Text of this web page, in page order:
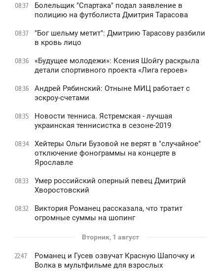
08:37
Болельщик "Спартака" подал заявление в
полицию на футболиста Дмитрия Тарасова
08:37
"Бог шельму метит": Дмитрию Тарасову разбили
в кровь лицо
08:36
«Будущее молодежи»: Ксения Шойгу раскрыла
детали спортивного проекта «Лига героев»
08:36
Андрей Рябинский: Отныне МИЦ работает с
эскроу-счетами
08:35
Новости тенниса. Ястремская - лучшая
украинская теннисистка в сезоне-2019
08:34
Хейтеры Ольги Бузовой не верят в "случайное"
отключение фонограммы на концерте в
Ярославле
08:33
Умер российский оперный певец Дмитрий
Хворостовский
08:32
Виктория Романец рассказала, что тратит
огромные суммы на шопинг
Вторник, 1 август
22:47
Романец и Гусев озвучат Красную Шапочку и
Волка в мультфильме для взрослых